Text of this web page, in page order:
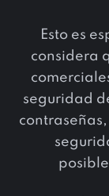
Esto es
considera
seguridad